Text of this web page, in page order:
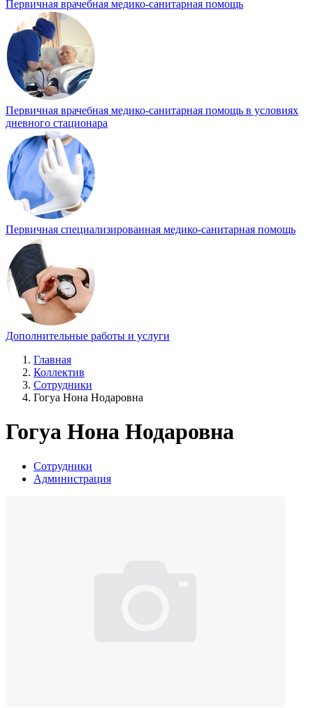
Первичная врачебная медико-санитарная помощь
Первичная врачебная медико-санитарная помощь в условиях
дневного стационара
Первичная специализированная медико-санитарная помощь
Дополнительные работы и услуги
Главная
Коллектив
Сотрудники
Гогуа Нона Нодаровна
Гогуа Нона Нодаровна
Сотрудники
Администрация